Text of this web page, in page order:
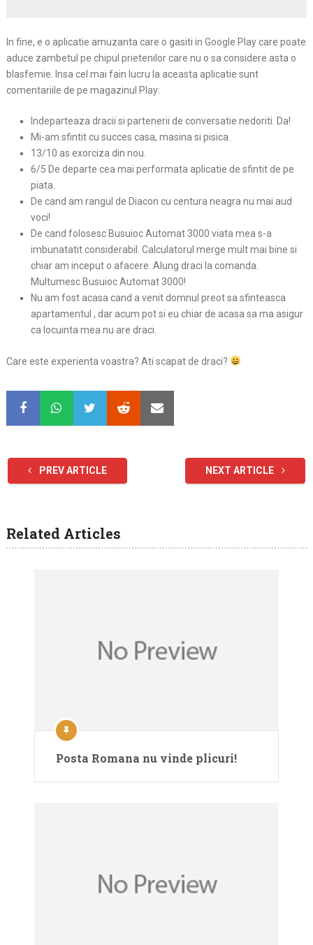
In fine, e o aplicatie amuzanta care o gasiti in Google Play care poate
aduce zambetul pe chipul prietenilor care nu o sa considere asta o
blasfemie. Insa cel mai fain lucru la aceasta aplicatie sunt
comentariile de pe magazinul Play:
Indeparteaza dracii si partenerii de conversatie nedoriti. Da!
Mi-am sfintit cu succes casa, masina si pisica.
13/10 as exorciza din nou.
6/5 De departe cea mai performata aplicatie de sfintit de pe
piata.
De cand am rangul de Diacon cu centura neagra nu mai aud
voci!
De cand folosesc Busuioc Automat 3000 viata mea s-a
imbunatatit considerabil. Calculatorul merge mult mai bine si
chiar am inceput o afacere. Alung draci la comanda.
Multumesc Busuioc Automat 3000!
Nu am fost acasa cand a venit domnul preot sa sfinteasca
apartamentul , dar acum pot si eu chiar de acasa sa ma asigur
ca locuinta mea nu are draci.
Care este experienta voastra? Ati scapat de draci?
PREV ARTICLE NEXT ARTICLE
Related Articles
Posta Romana nu vinde plicuri!